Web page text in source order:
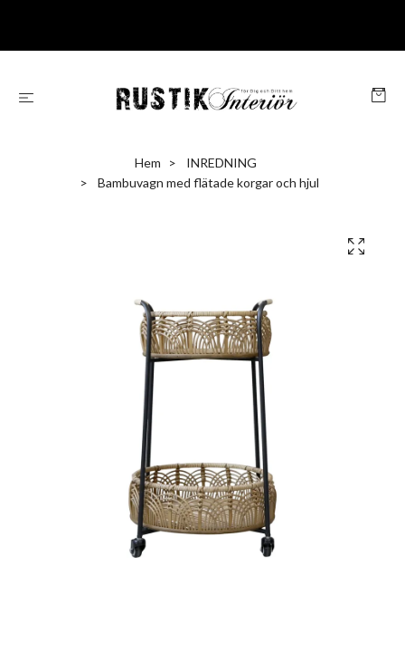
Hem
INREDNING
Bambuvagn med flätade korgar och hjul